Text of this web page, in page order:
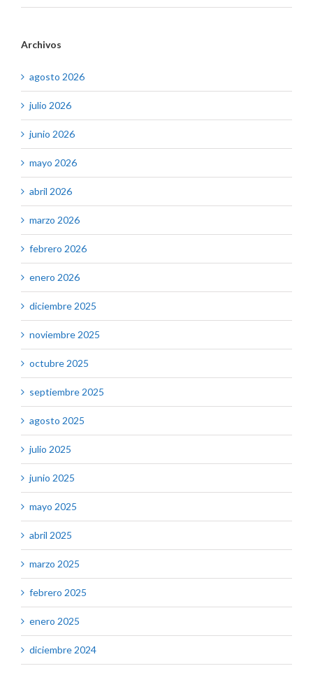
Archivos
agosto 2026
julio 2026
junio 2026
mayo 2026
abril 2026
marzo 2026
febrero 2026
enero 2026
diciembre 2025
noviembre 2025
octubre 2025
septiembre 2025
agosto 2025
julio 2025
junio 2025
mayo 2025
abril 2025
marzo 2025
febrero 2025
enero 2025
diciembre 2024